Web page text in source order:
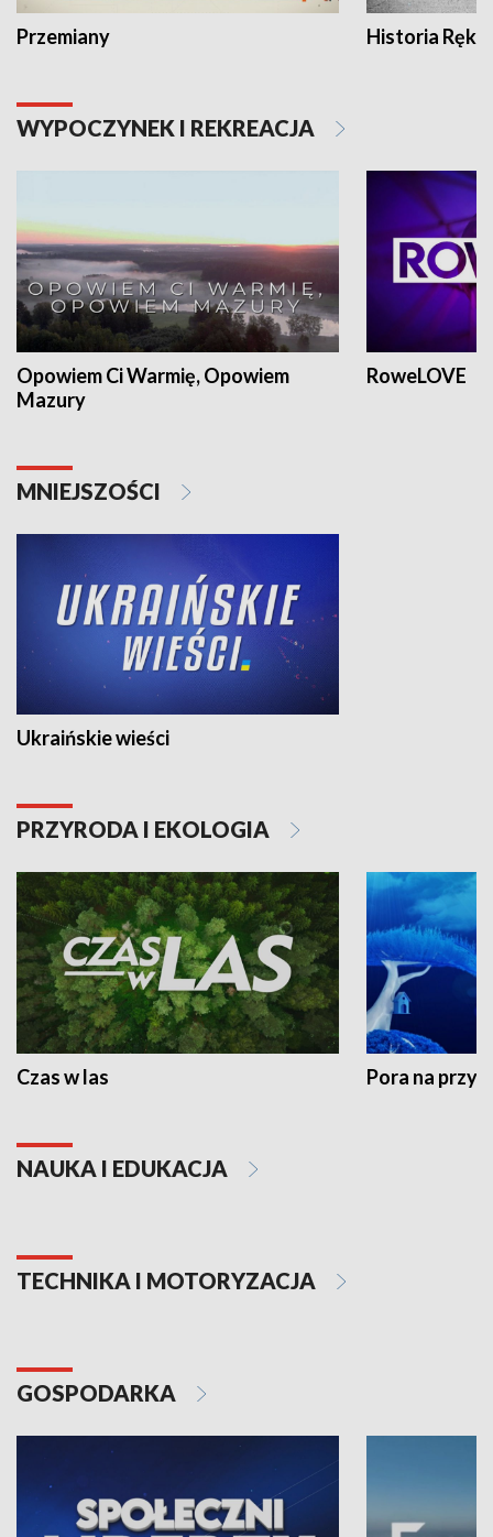
Przemiany Historia Ręką
WYPOCZYNEK I REKREACJA
Opowiem Ci Warmię, Opowiem
Mazury
RoweLOVE
MNIEJSZOŚCI
Ukraińskie wieści
PRZYRODA I EKOLOGIA
Czas w las Pora na
NAUKA I EDUKACJA
TECHNIKA I MOTORYZACJA
GOSPODARKA